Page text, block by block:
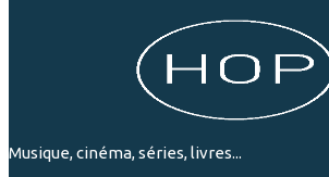
Musique, cinéma, séries, livres...